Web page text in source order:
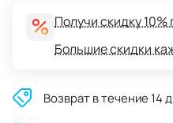
Получи скидку
Большие скидки
Возврат в течение 14